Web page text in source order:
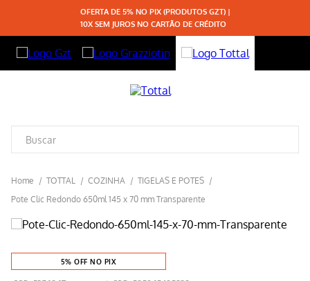
OFERTA DE 5% NO PIX (PRODUTOS GZT) |
10X SEM JUROS NO CARTÃO DE CRÉDITO
TOTTAL COZINHA
TIGELAS E POTES
Pote Clic Redondo 650ml 145 x 70 mm Transparente
5% OFF NO PIX